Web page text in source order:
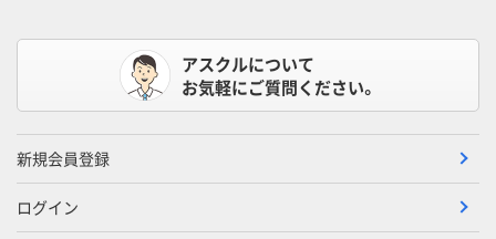
アスクルについて
お気軽にご質問ください。
新規会員登録
ログイン